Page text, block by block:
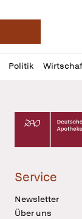
Politik
Profil
öffnen
Daz
Pur
Deutscher
Service
Newsletter
Über uns